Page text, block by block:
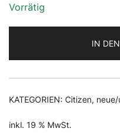
Vorrätig
IN
KATEGORIEN: Citizen,
inkl. 19 % MwSt.